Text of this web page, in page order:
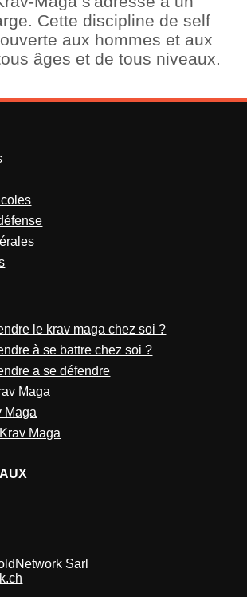
Cette discipline de self
aux hommes et aux
âges et de tous niveaux.
le krav maga chez soi ?
à se battre chez soi ?
a se défendre
Maga
Maga
Maga
Sarl